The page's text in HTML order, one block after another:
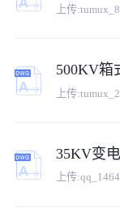
上传:
500KV箱
上传:
35KV变
上传: